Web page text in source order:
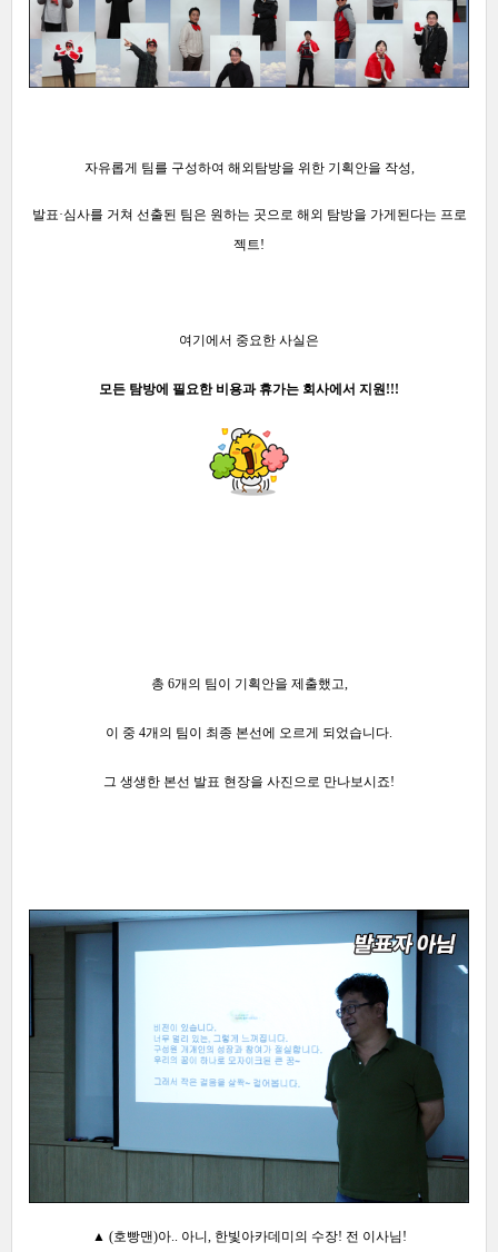
자유롭게 팀를 구성하여 해외탐방을 위한 기획안을 작성,
발표·심사를 거쳐 선출된 팀은 원하는 곳으로 해외 탐방을 가게된다는 프로
젝트!
여기에서 중요한 사실은
모든 탐방에 필요한 비용과 휴가는 회사에서 지원!!!
총 6개의 팀이 기획안을 제출했고,
이 중 4개의 팀이 최종 본선에 오르게 되었습니다.
그 생생한 본선 발표 현장을 사진으로 만나보시죠!
▲ (호빵맨)아.. 아니, 한빛아카데미의 수장! 전 이사님!